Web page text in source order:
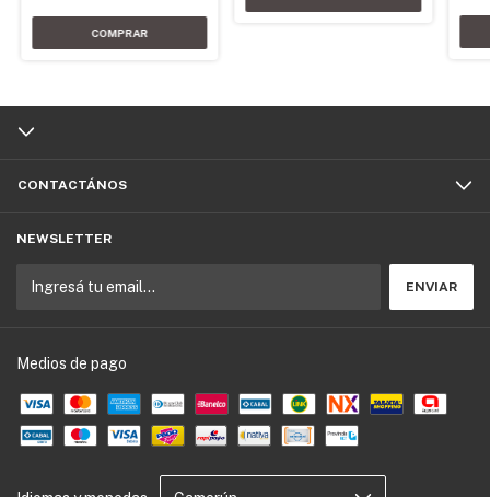
CONTACTÁNOS
NEWSLETTER
Medios de pago